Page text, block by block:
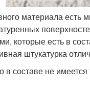
материала
которые есть в
штукатурка
в составе не